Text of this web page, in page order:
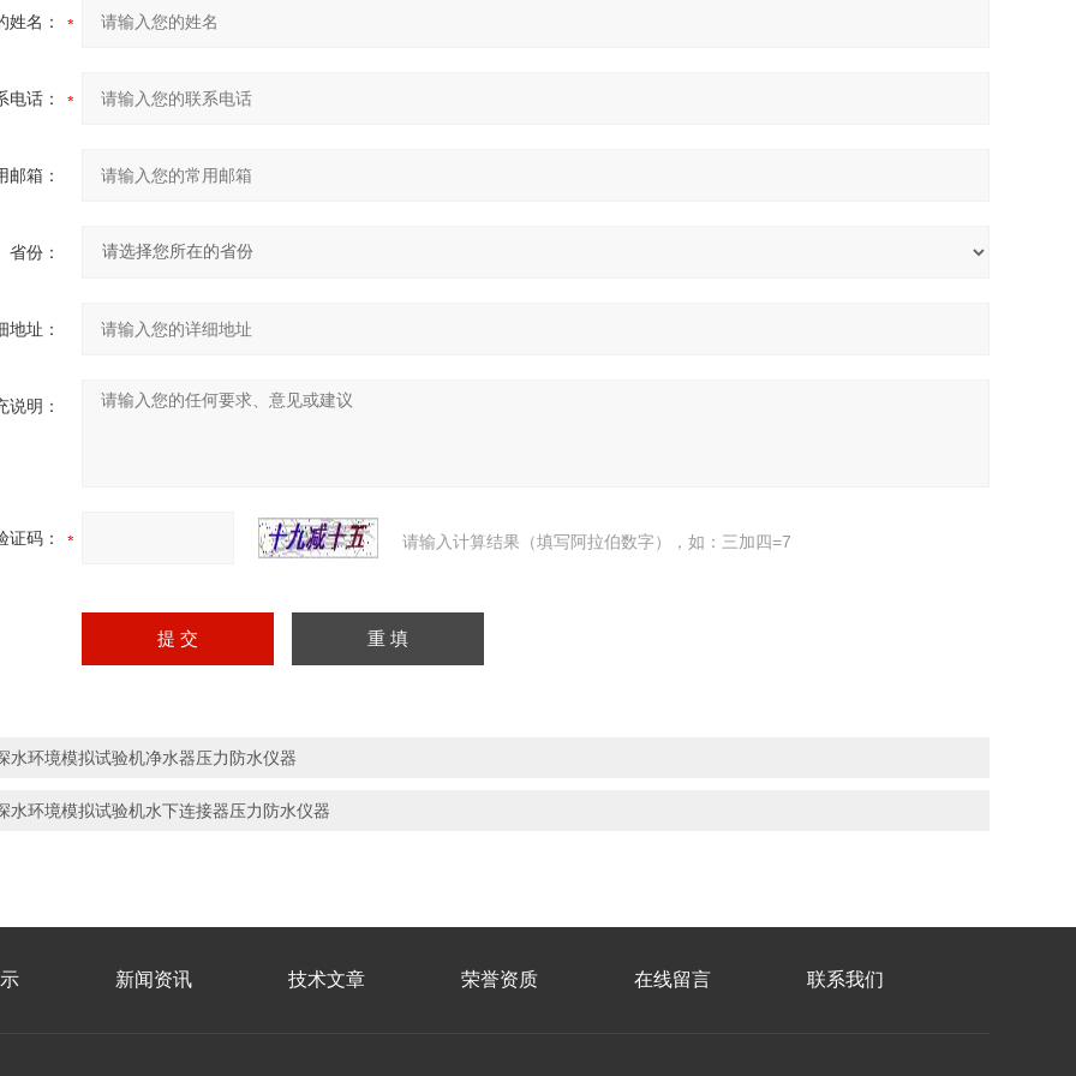
姓名：
电话：
邮箱：
省份：
地址：
说明：
证码： 请输入计算结果（填写阿拉伯数字），如：三加四=7
水环境模拟试验机净水器压力防水仪器
水环境模拟试验机水下连接器压力防水仪器
新闻资讯 技术文章 荣誉资质 在线留言 联系我们